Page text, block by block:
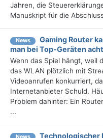
Jahren, die
Manuskript für die
News
Gaming Router
man bei Top-Geräten
Wenn das Spiel hängt, weil
das WLAN plötzlich mit
Videoanrufen konkurriert,
Internetanbieter Schuld.
Problem dahinter: Ein
...
News Technologischer